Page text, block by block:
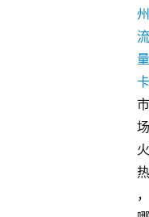
州
流
量
卡
市
场
火
热
，